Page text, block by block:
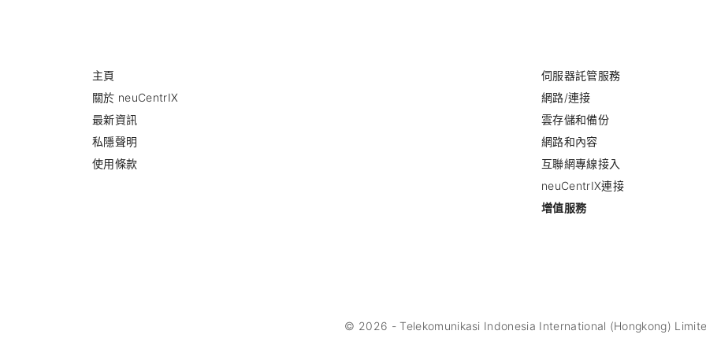
主頁
關於 neuCentrIX
最新資訊
私隱聲明
使用條款
伺服器託管服務
網路/連接
雲存儲和備份
網路和內容
互聯網專線接入
neuCentrIX連接
增值服務
© 2026 - Telekomunikasi Indonesia International (Hongkong)